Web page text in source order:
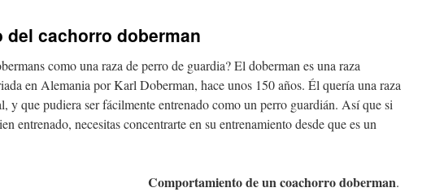
del cachorro doberman
como una raza de perro de guardia? El doberman es una raza
en Alemania por Karl Doberman, hace unos 150 años. Él quería una raza
y que pudiera ser fácilmente entrenado como un perro guardián. Así que si
entrenado, necesitas concentrarte en su entrenamiento desde que es un
Comportamiento de un coachorro doberman.